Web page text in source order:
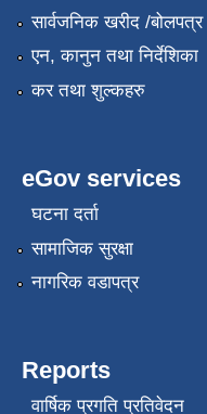
सार्वजनिक खरीद /
एन, कानुन तथा निर्देशिका
कर तथा शुल्कहरु
eGov services
घटना दर्ता
सामाजिक सुरक्षा
नागरिक वडापत्र
Reports
वार्षिक प्रगति प्रतिवेदन